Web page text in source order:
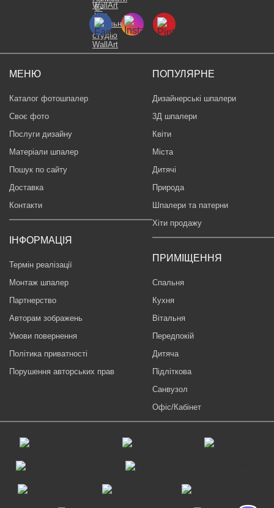
МЕНЮ
Каталог фотошпалер
Своє фото
Послуги дизайну
Матеріали шпалер
Пошук по сайту
Доставка
Контакти
ІНФОРМАЦІЯ
Термін реалізації
Монтаж шпалер
Партнерство
Авторам зображень
Умови повернення
Політика приватності
Порушення авторських прав
ПОПУЛЯРНЕ
Дизайнерські шпалери
3Д шпалери
Квіти
Міста
Дитячі
Природа
Шпалери та патерни
Хіти продажу
ПРИМІЩЕННЯ
Спальня
Кухня
Вітальня
Передпокій
Дитяча
Підліткова
Санвузол
Офіс/Кабінет